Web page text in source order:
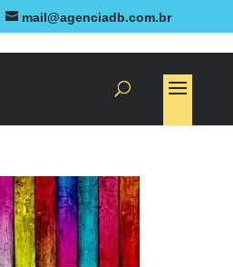
mail@agenciadb.com.br